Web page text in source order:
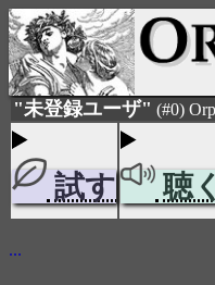
"未登録ユーザ" (#0)
試す 聴く
...